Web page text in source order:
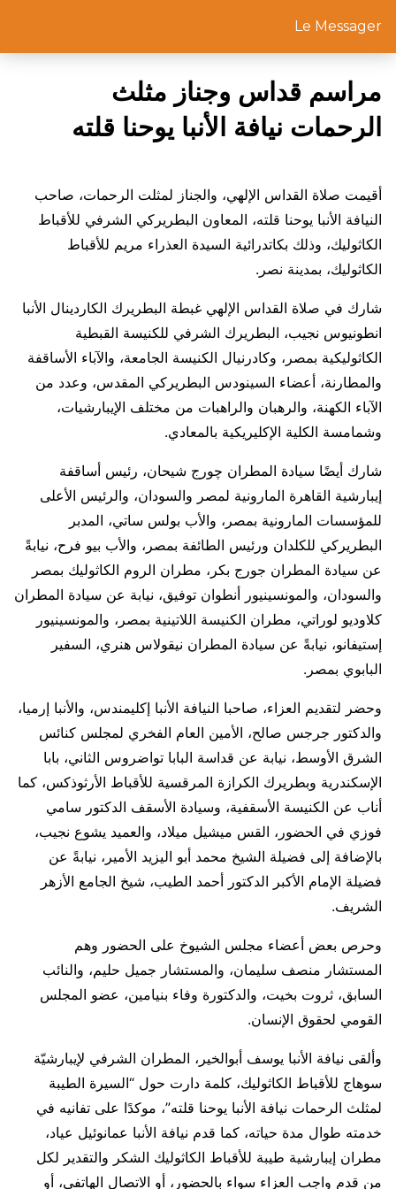
Le Messager
مراسم قداس وجناز مثلث
الرحمات نيافة الأنبا يوحنا قلته
أقيمت صلاة القداس الإلهي، والجناز لمثلت الرحمات، صاحب
النيافة الأنبا يوحنا قلته، المعاون البطريركي الشرفي للأقباط
الكاثوليك، وذلك بكاتدرائية السيدة العذراء مريم للأقباط
الكاثوليك، بمدينة نصر.
شارك في صلاة القداس الإلهي غبطة البطريرك الكاردينال الأنبا
انطونيوس نجيب، البطريرك الشرفي للكنيسة القبطية
الكاثوليكية بمصر، وكادرنيال الكنيسة الجامعة، والآباء الأساقفة
والمطارنة، أعضاء السينودس البطريركي المقدس، وعدد من
الآباء الكهنة، والرهبان والراهبات من مختلف الإيبارشيات،
وشمامسة الكلية الإكليريكية بالمعادي.
شارك أيضًا سيادة المطران چورج شيحان، رئيس أساقفة
إيبارشية القاهرة المارونية لمصر والسودان، والرئيس الأعلى
للمؤسسات المارونية بمصر، والأب بولس ساتي، المدبر
البطريركي للكلدان ورئيس الطائفة بمصر، والأب بيو فرح، نيابةً
عن سيادة المطران جورج بكر، مطران الروم الكاثوليك بمصر
والسودان، والمونسينيور أنطوان توفيق، نيابة عن سيادة المطران
كلاوديو لوراتي، مطران الكنيسة اللاتينية بمصر، والمونسينيور
إستيفانو، نيابةً عن سيادة المطران نيقولاس هنري، السفير
البابوي بمصر.
وحضر لتقديم العزاء، صاحبا النيافة الأنبا إكليمندس، والأنبا إرميا،
والدكتور جرجس صالح، الأمين العام الفخري لمجلس كنائس
الشرق الأوسط، نيابة عن قداسة البابا تواضروس الثاني، بابا
الإسكندرية وبطريرك الكرازة المرقسية للأقباط الأرثوذكس، كما
أناب عن الكنيسة الأسقفية، وسيادة الأسقف الدكتور سامي
فوزي في الحضور، القس ميشيل ميلاد، والعميد يشوع نجيب،
بالإضافة إلى فضيلة الشيخ محمد أبو اليزيد الأمير، نيابةً عن
فضيلة الإمام الأكبر الدكتور أحمد الطيب، شيخ الجامع الأزهر
الشريف.
وحرص بعض أعضاء مجلس الشيوخ على الحضور وهم
المستشار منصف سليمان، والمستشار جميل حليم، والنائب
السابق، ثروت بخيت، والدكتورة وفاء بنيامين، عضو المجلس
القومي لحقوق الإنسان.
وألقى نيافة الأنبا يوسف أبوالخير، المطران الشرفي لإيبارشيّة
سوهاج للأقباط الكاثوليك، كلمة دارت حول “السيرة الطيبة
لمثلث الرحمات نيافة الأنبا يوحنا قلته”، موكدًا على تفانيه في
خدمته طوال مدة حياته، كما قدم نيافة الأنبا عمانوئيل عياد،
مطران إيبارشية طيبة للأقباط الكاثوليك الشكر والتقدير لكل
من قدم واجب العزاء سواء بالحضور، أو الاتصال الهاتفي، أو